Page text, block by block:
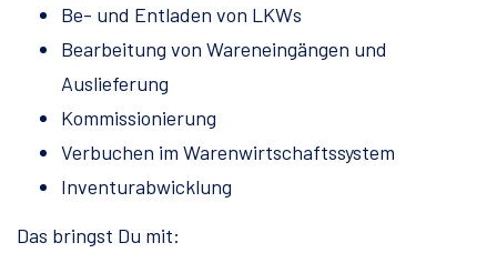
Be- und Entladen von LKWs
Bearbeitung von Wareneingängen und
Auslieferung
Kommissionierung
Verbuchen im Warenwirtschaftssystem
Inventurabwicklung
Das bringst Du mit: